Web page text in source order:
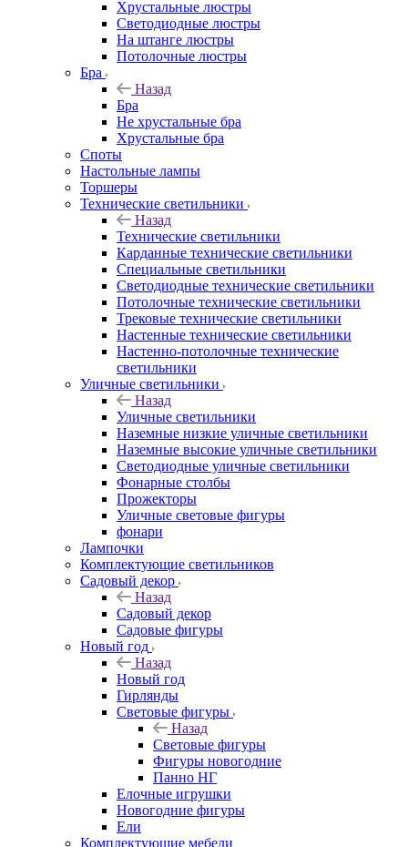
Хрустальные люстры
Светодиодные люстры
На штанге люстры
Потолочные люстры
Бра
Назад
Бра
Не хрустальные бра
Хрустальные бра
Споты
Настольные лампы
Торшеры
Технические светильники
Назад
Технические светильники
Карданные технические светильники
Специальные светильники
Светодиодные технические светильники
Потолочные технические светильники
Трековые технические светильники
Настенные технические светильники
Настенно-потолочные технические
светильники
Уличные светильники
Назад
Уличные светильники
Наземные низкие уличные светильники
Наземные высокие уличные светильники
Светодиодные уличные светильники
Фонарные столбы
Прожекторы
Уличные световые фигуры
фонари
Лампочки
Комплектующие светильников
Садовый декор
Назад
Садовый декор
Садовые фигуры
Новый год
Назад
Новый год
Гирлянды
Световые фигуры
Назад
Световые фигуры
Фигуры новогодние
Панно НГ
Елочные игрушки
Новогодние фигуры
Ели
Комплектующие мебели